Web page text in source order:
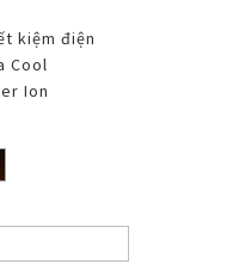
kiệm điện
Cool
Ion